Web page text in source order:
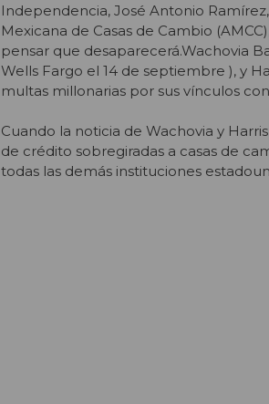
Independencia, José Antonio
Mexicana de Casas de Cambio
pensar que desaparecerá.Wachovia
Wells Fargo el 14 de septiembre ), y
multas millonarias por sus vínculos
Cuando la noticia de Wachovia y
de crédito sobregiradas a casas de
todas las demás instituciones